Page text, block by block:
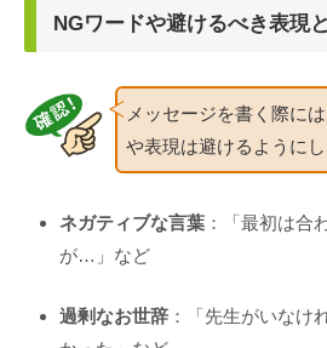
NGワードや避けるべき表現
メッセージを書く際に
や表現は避けるようにし
ネガティブな言葉 ：「最初は合
が…」など
過剰なお世辞 ：「先生がいなけ